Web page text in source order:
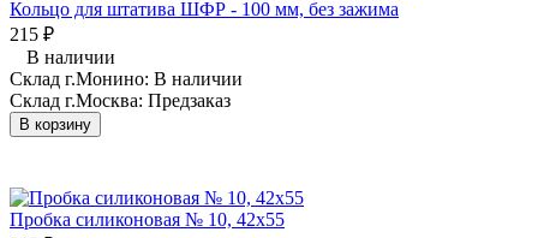
Кольцо для штатива ШФР - 100 мм, без зажима
215 ₽
В наличии
Склад г.Монино: В наличии
Склад г.Москва: Предзаказ
В корзину
Пробка силиконовая № 10, 42х55